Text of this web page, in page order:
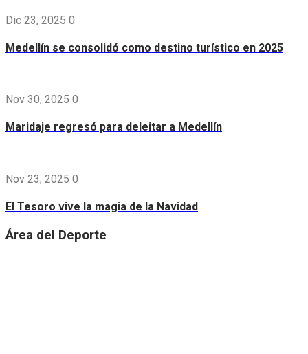
Dic 23, 2025 0
Medellín se consolidó como destino turístico en 2025
Nov 30, 2025 0
Maridaje regresó para deleitar a Medellín
Nov 23, 2025 0
El Tesoro vive la magia de la Navidad
Área del Deporte